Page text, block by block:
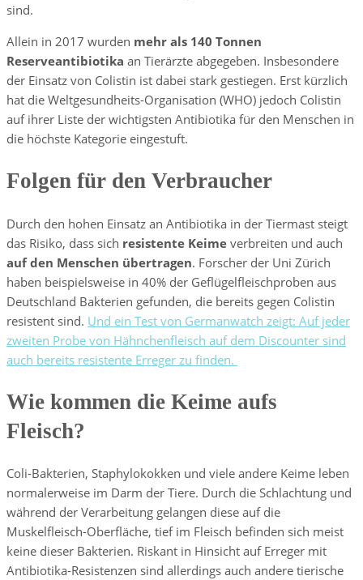
sind.
Allein in 2017 wurden mehr als 140 Tonnen
Reserveantibiotika an Tierärzte abgegeben. Insbesondere
der Einsatz von Colistin ist dabei stark gestiegen. Erst kürzlich
hat die Weltgesundheits-Organisation (WHO) jedoch Colistin
auf ihrer Liste der wichtigsten Antibiotika für den Menschen in
die höchste Kategorie eingestuft.
Folgen für den Verbraucher
Durch den hohen Einsatz an Antibiotika in der Tiermast steigt
das Risiko, dass sich resistente Keime verbreiten und auch
auf den Menschen übertragen. Forscher der Uni Zürich
haben beispielsweise in 40% der Geflügelfleischproben aus
Deutschland Bakterien gefunden, die bereits gegen Colistin
resistent sind. Und ein Test von Germanwatch zeigt: Auf jeder
zweiten Probe von Hähnchenfleisch auf dem Discounter sind
auch bereits resistente Erreger zu finden.
Wie kommen die Keime aufs
Fleisch?
Coli-Bakterien, Staphylokokken und viele andere Keime leben
normalerweise im Darm der Tiere. Durch die Schlachtung und
während der Verarbeitung gelangen diese auf die
Muskelfleisch-Oberfläche, tief im Fleisch befinden sich meist
keine dieser Bakterien. Riskant in Hinsicht auf Erreger mit
Antibiotika-Resistenzen sind allerdings auch andere tierische